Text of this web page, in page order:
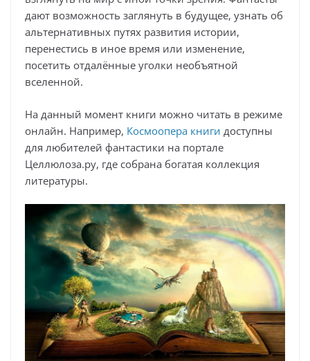
дают возможность заглянуть в будущее, узнать об
альтернативных путях развития истории,
перенестись в иное время или изменение,
посетить отдалённые уголки необъятной
вселенной.
На данный момент книги можно читать в режиме
онлайн. Например, Космоопера книги доступны
для любителей фантастики на портале
Целлюлоза.ру, где собрана богатая коллекция
литературы.